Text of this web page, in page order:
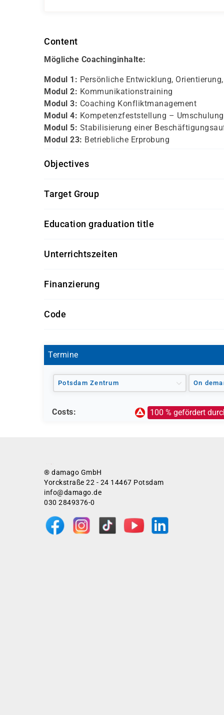
Content
Mögliche Coachinginhalte:
Modul 1: Persönliche Entwicklung,
Modul 2: Kommunikationstraining
Modul 3: Coaching Konfliktmanagement
Modul 4: Kompetenzfeststellung – Umschulung
Modul 5: Stabilisierung einer
Modul 23: Betriebliche Erprobung
Objectives
Target Group
professionelle Unterstützung auf diesem Weg
Education graduation title
Unterrichtszeiten
Finanzierung
Falls Sie über einen Aktivierungs- und
Code
Termine
Potsdam Zentrum On
Costs: 100 % gefördert
® damago GmbH
Yorckstraße 22 - 24 14467 Potsdam
info@damago.de
030 2849376-0